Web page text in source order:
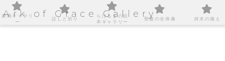
Ark of Grace Gallery
原画ギャラリ
ー
証しと祈り
らけるまの絵
本ギャラリー
聖書の全体像 終末の備え